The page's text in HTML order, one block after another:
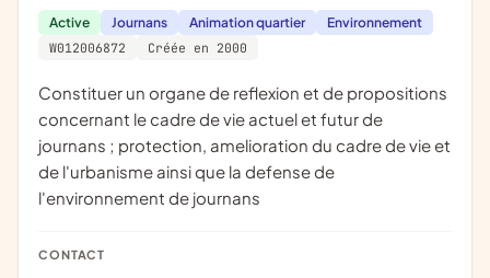
Active Journans Animation quartier
Environnement
W012006872
Créée en 2000
constituer un organe de reflexion et de propositions
concernant le cadre de vie actuel et futur de
journans ; protection, amelioration du cadre de vie et
de l'urbanisme ainsi que la defense de
l'environnement de journans
CONTACT